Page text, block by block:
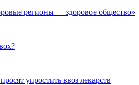
регионы — здоровое общество»
упростить ввоз лекарств